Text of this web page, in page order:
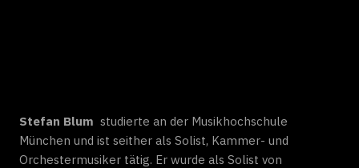
Stefan Blum studierte an der Musikhochschule
München und ist seither als Solist, Kammer- und
Orchestermusiker tätig. Er wurde als Solist von